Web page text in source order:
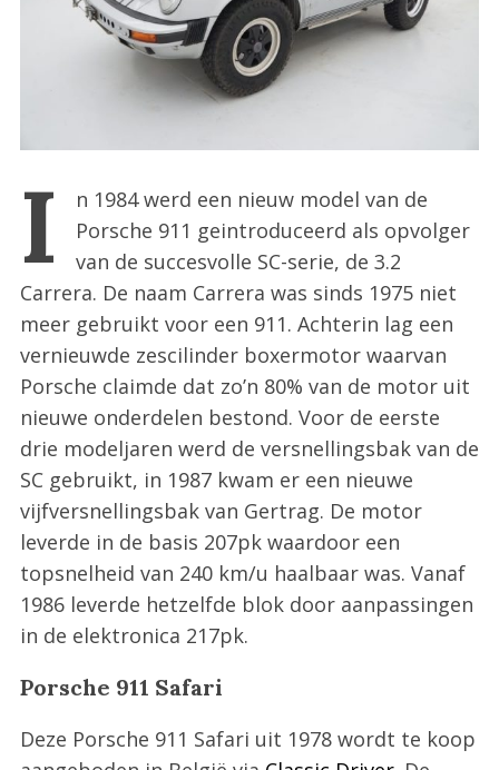
I
n 1984 werd een nieuw model van de
Porsche 911 geintroduceerd als opvolger
van de succesvolle SC-serie, de 3.2
Carrera. De naam Carrera was sinds 1975 niet
meer gebruikt voor een 911. Achterin lag een
vernieuwde zescilinder boxermotor waarvan
Porsche claimde dat zo’n 80% van de motor uit
nieuwe onderdelen bestond. Voor de eerste
drie modeljaren werd de versnellingsbak van de
SC gebruikt, in 1987 kwam er een nieuwe
vijfversnellingsbak van Gertrag. De motor
leverde in de basis 207pk waardoor een
topsnelheid van 240 km/u haalbaar was. Vanaf
1986 leverde hetzelfde blok door aanpassingen
in de elektronica 217pk.
Porsche 911 Safari
Deze Porsche 911 Safari uit 1978 wordt te koop